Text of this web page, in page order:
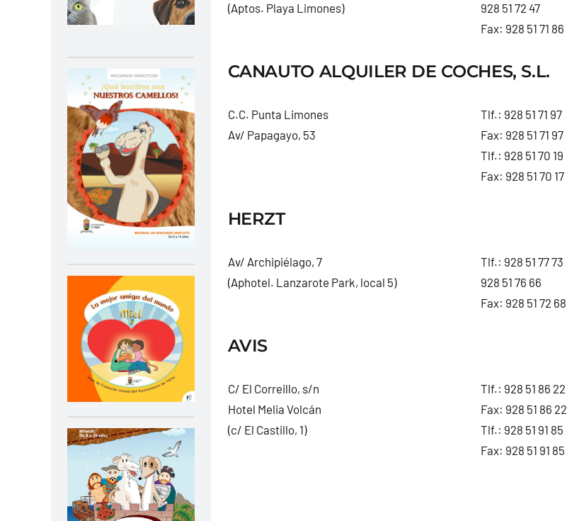
(Aptos. Playa Limones)
928 51 72 47
Fax: 928 51 71 86
CANAUTO ALQUILER DE COCHES, S.L.
C.C. Punta Limones
Av/ Papagayo, 53
Tlf.: 928 51 71 97
Fax: 928 51 71 97
Tlf.: 928 51 70 19
Fax: 928 51 70 17
HERZT
Av/ Archipiélago, 7
(Aphotel. Lanzarote Park, local 5)
Tlf.: 928 51 77 73
928 51 76 66
Fax: 928 51 72 68
AVIS
C/ El Correillo, s/n
Hotel Melia Volcán
(c/ El Castillo, 1)
Tlf.: 928 51 86 22
Fax: 928 51 86 22
Tlf.: 928 51 91 85
Fax: 928 51 91 85